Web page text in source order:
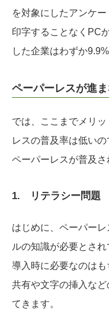
を対象にしたアンケ
印字することなくPC
した企業はわずか9.9%
ペーパーレスが進
では、ここまでメリ
レスの普及率は低いの
ペーパーレスが普及さ
1. リテラシー問題
はじめに、ペーパー
ルの知識が必要とされ
導入時に必要なのは
共有や文字の挿入な
てきます。